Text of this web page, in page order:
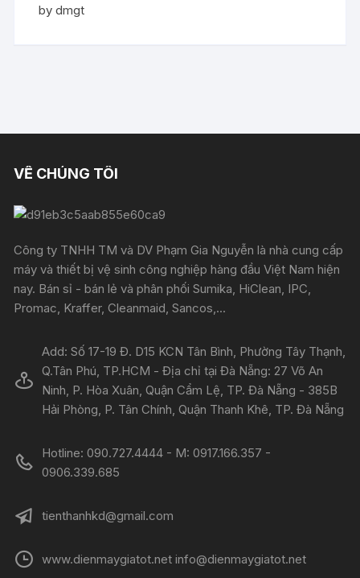
Rated5out
of 5
by dmgt
VỀ CHÚNG TÔI
Công ty TNHH TM và DV Phạm Gia Nguyễn là nhà cung cấp
máy và thiết bị vệ sinh công nghiệp hàng đầu Việt Nam hiện
nay. Bán sỉ - bán lẻ và phân phối Sumika, HiClean, IPC,
Promac, Kraffer, Cleanmaid, Sancos,...
Add: Số 17-19 Đ. D15 KCN Tân Bình, Phường Tây Thạnh,
Q.Tân Phú, TP.HCM - Địa chỉ tại Đà Nẵng: 27 Võ An
Ninh, P. Hòa Xuân, Quận Cẩm Lệ, TP. Đà Nẵng - 385B
Hải Phòng, P. Tân Chính, Quận Thanh Khê, TP. Đà Nẵng
Hotline: 090.727.4444 - M: 0917.166.357 -
0906.339.685
tienthanhkd@gmail.com
www.dienmaygiatot.net info@dienmaygiatot.net